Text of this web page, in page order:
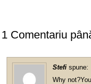
1 Comentariu
Stefi spune:
Why